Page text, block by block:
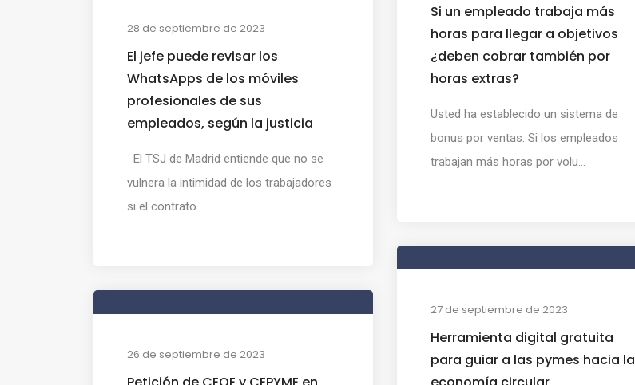
Si un empleado trabaja más
horas para llegar a objetivos
¿deben cobrar también por
horas extras?
Usted ha establecido un sistema de
bonus por ventas. Si los empleados
trabajan más horas por volu...
28 de septiembre de 2023
El jefe puede revisar los
WhatsApps de los móviles
profesionales de sus
empleados, según la justicia
El TSJ de Madrid entiende que no se
vulnera la intimidad de los trabajadores
si el contrato...
27 de septiembre de 2023
Herramienta digital gratuita
para guiar a las pymes hacia la
26 de septiembre de 2023